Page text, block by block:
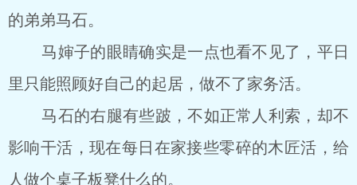
的弟弟马石。
马婶子的眼睛确实是一点也看不见了，平日
里只能照顾好自己的起居，做不了家务活。
马石的右腿有些跛，不如正常人利索，却不
影响干活，现在每日在家接些零碎的木匠活，给
人做个桌子板凳什么的。